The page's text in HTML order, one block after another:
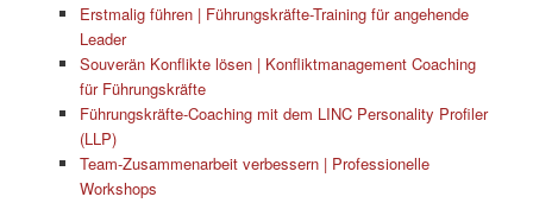
Erstmalig führen | Führungskräfte-Training für angehende
Leader
Souverän Konflikte lösen | Konfliktmanagement Coaching
für Führungskräfte
Führungskräfte-Coaching mit dem LINC Personality Profiler
(LLP)
Team-Zusammenarbeit verbessern | Professionelle
Workshops